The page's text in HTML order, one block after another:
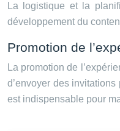
La logistique et la
développement du
Promotion de
La promotion de
d’envoyer des
est indispensable pour